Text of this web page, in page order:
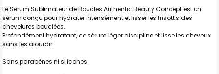
LA
SÉLECTION
AU PANIER
Le Sérum Sublimateur de Boucles Authentic Beauty Concept est un
sérum conçu pour hydrater intensément et lisser les frisottis des
chevelures bouclées.
Profondément hydratant, ce sérum léger discipline et lisse les cheveux
sans les alourdir.
Sans parabènes ni silicones